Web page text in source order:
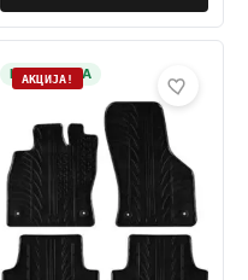
НА ЗАЛИХА
АКЦИЈА!